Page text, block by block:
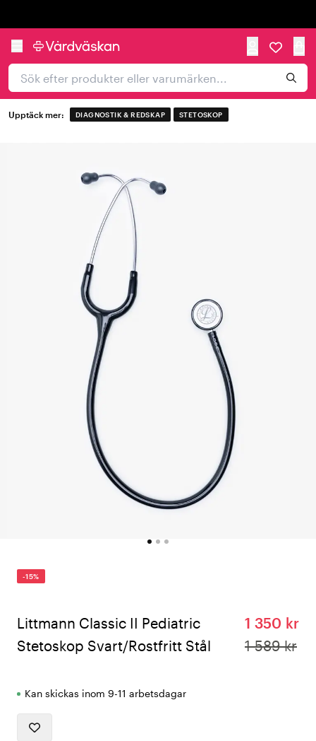
Upptäck mer: DIAGNOSTIK & REDSKAP STETOSKOP
-15%
Littmann Classic II Pediatric
Stetoskop Svart/Rostfritt Stål
1 350 kr
1 589 kr
Kan skickas inom 9-11 arbetsdagar